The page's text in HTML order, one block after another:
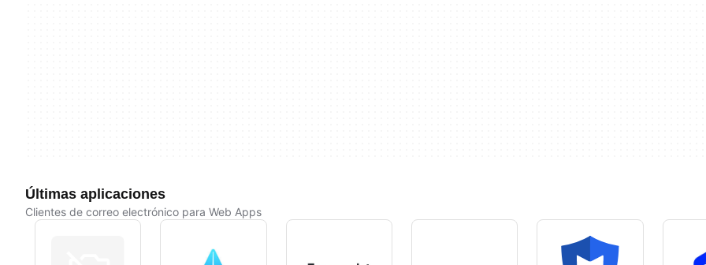
Últimas aplicaciones
Clientes de correo electrónico para Web Apps